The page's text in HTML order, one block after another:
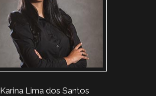
Karina Lima dos Santos